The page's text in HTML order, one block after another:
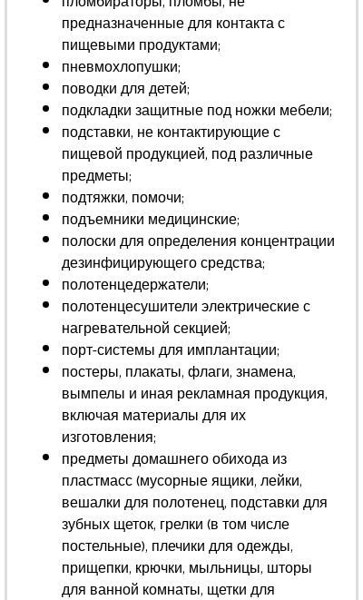
предназначенные для контакта с
пищевыми продуктами;
пневмохлопушки;
поводки для детей;
подкладки защитные под ножки мебели;
подставки, не контактирующие с
пищевой продукцией, под различные
предметы;
подтяжки, помочи;
подъемники медицинские;
полоски для определения концентрации
дезинфицирующего средства;
полотенцедержатели;
полотенцесушители электрические с
нагревательной секцией;
порт-системы для имплантации;
постеры, плакаты, флаги, знамена,
вымпелы и иная рекламная продукция,
включая материалы для их
изготовления;
предметы домашнего обихода из
пластмасс (мусорные ящики, лейки,
вешалки для полотенец, подставки для
зубных щеток, грелки (в том числе
постельные), плечики для одежды,
прищепки, крючки, мыльницы, шторы
для ванной комнаты, щетки для